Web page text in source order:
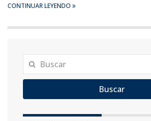
CONTINUAR LEYENDO
Buscar